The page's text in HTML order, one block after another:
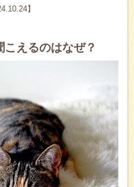
】
えるのはなぜ？